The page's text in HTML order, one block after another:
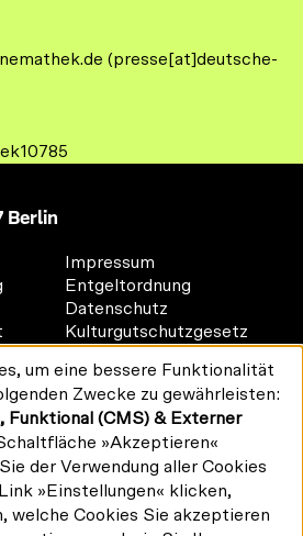
(presse[at]deutsche-
Berlin
Footer
2
Impressum
Entgeltordnung
Datenschutz
Kulturgutschutzgesetz
um eine bessere Funktionalität
Zwecke zu gewährleisten:
Funktional (CMS) & Externer
»Akzeptieren«
der Verwendung aller Cookies
»Einstellungen« klicken,
welche Cookies Sie akzeptieren